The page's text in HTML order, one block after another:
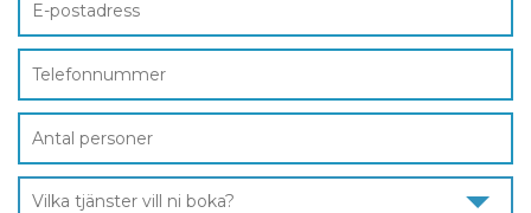
Vilka tjänster vill ni boka?